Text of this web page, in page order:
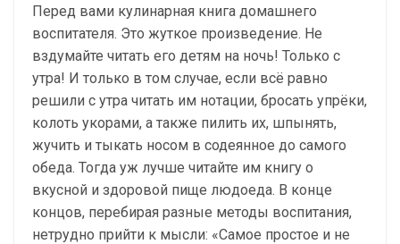
Перед вами кулинарная книга домашнего
воспитателя. Это жуткое произведение. Не
вздумайте читать его детям на ночь! Только с
утра! И только в том случае, если всё равно
решили с утра читать им нотации, бросать упрёки,
колоть укорами, а также пилить их, шпынять,
жучить и тыкать носом в содеянное до самого
обеда. Тогда уж лучше читайте им книгу о
вкусной и здоровой пище людоеда. В конце
концов, перебирая разные методы воспитания,
нетрудно прийти к мысли: «Самое простое и не